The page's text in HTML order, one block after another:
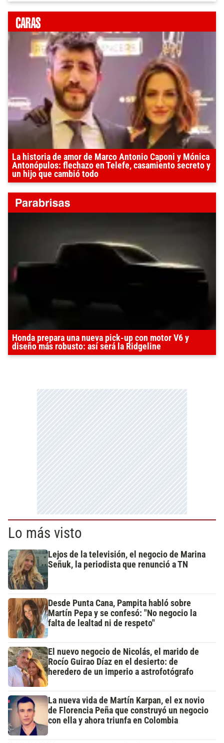
La historia de amor de Marco Antonio Caponi y Mónica
Antonópulos: flechazo en Telefe, casamiento secreto y
un hijo que cambió todo
Honda prepara una nueva pick-up con motor V6 y
diseño más robusto: así será la Ridgeline
Lo más visto
Lejos de la televisión, el negocio de Marina
Señuk, la periodista que renunció a TN
Desde Punta Cana, Pampita habló sobre
Martín Pepa y se confesó: "No negocio la
falta de lealtad ni de respeto"
El nuevo negocio de Nicolás, el marido de
Rocío Guirao Díaz en el desierto: de
heredero de un imperio a astrofotógrafo
La nueva vida de Martín Karpan, el ex novio
de Florencia Peña que construyó un negocio
con ella y ahora triunfa en Colombia